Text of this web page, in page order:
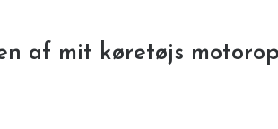
af mit køretøjs